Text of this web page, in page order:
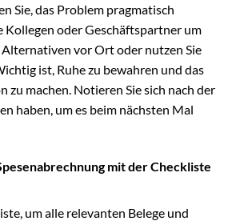
Sie, das Problem pragmatisch
Kollegen oder Geschäftspartner um
Alternativen vor Ort oder nutzen Sie
ist, Ruhe zu bewahren und das
zu machen. Notieren Sie sich nach der
haben, um es beim nächsten Mal
mit der Checkliste
um alle relevanten Belege und